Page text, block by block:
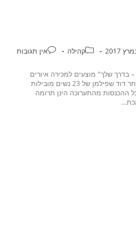
קהילה אין תגובות
בדרך שלך" מוצעים למכירה איורים
דיגיטליים מאת המאייר שחר דוד שפילמן של 23 נשים מובילות
ההכנסות מהתערוכה הינן תרומה